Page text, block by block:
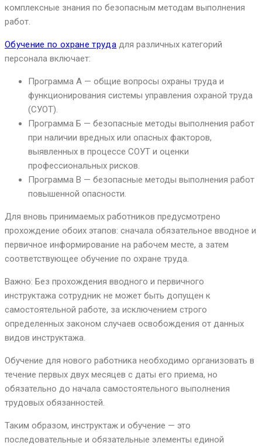
комплексные знания по безопасным методам выполнения
работ.
Обучение по охране труда для различных категорий
персонала включает:
Программа А — общие вопросы охраны труда и
функционирования системы управления охраной труда
(СУОТ).
Программа Б — безопасные методы выполнения работ
при наличии вредных или опасных факторов,
выявленных в процессе СОУТ и оценки
профессиональных рисков.
Программа В — безопасные методы выполнения работ
повышенной опасности.
Для вновь принимаемых работников предусмотрено
прохождение обоих этапов: сначала обязательное вводное и
первичное информирование на рабочем месте, а затем
соответствующее обучение по охране труда.
Важно: Без прохождения вводного и первичного
инструктажа сотрудник не может быть допущен к
самостоятельной работе, за исключением строго
определенных законом случаев освобождения от данных
видов инструктажа.
Обучение для нового работника необходимо организовать в
течение первых двух месяцев с даты его приема, но
обязательно до начала самостоятельного выполнения
трудовых обязанностей.
Таким образом, инструктаж и обучение — это
последовательные и обязательные элементы единой